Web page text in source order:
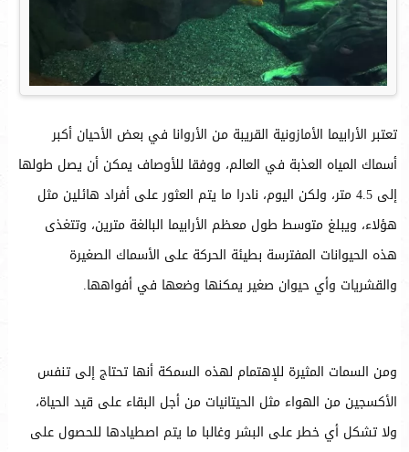
تعتبر الأرابيما الأمازونية القريبة من الأروانا في بعض الأحيان أكبر
أسماك المياه العذبة في العالم، ووفقا للأوصاف يمكن أن يصل طولها
إلى 4.5 متر، ولكن اليوم، نادرا ما يتم العثور على أفراد هائلين مثل
هؤلاء، ويبلغ متوسط طول معظم الأرابيما البالغة مترين، وتتغذى
هذه الحيوانات المفترسة بطيئة الحركة على الأسماك الصغيرة
والقشريات وأي حيوان صغير يمكنها وضعها في أفواهها.
ومن السمات المثيرة للإهتمام لهذه السمكة أنها تحتاج إلى تنفس
الأكسجين من الهواء مثل الحيتانيات من أجل البقاء على قيد الحياة،
ولا تشكل أي خطر على البشر وغالبا ما يتم اصطيادها للحصول على